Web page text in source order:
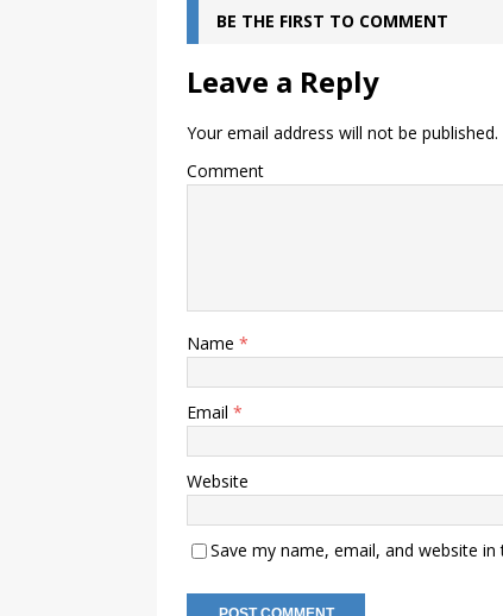
BE THE FIRST TO COMMENT
Leave a Reply
Your email address will not be published.
Comment
Name *
Email *
Website
Save my name, email, and website